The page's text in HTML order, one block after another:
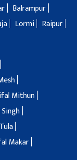
Balrampur
Lormi
Raipur
Mithun
Makar